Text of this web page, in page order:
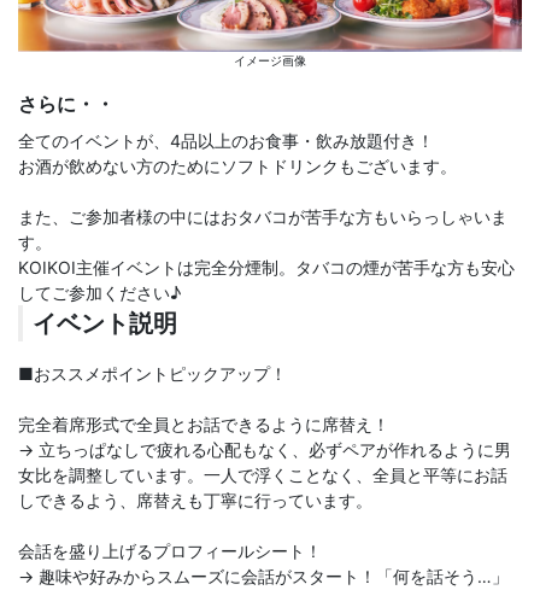
イメージ画像
さらに・・
全てのイベントが、4品以上のお食事・飲み放題付き！
お酒が飲めない方のためにソフトドリンクもございます。
また、ご参加者様の中にはおタバコが苦手な方もいらっしゃいま
す。
KOIKOI主催イベントは完全分煙制。タバコの煙が苦手な方も安心
してご参加ください♪
イベント説明
■おススメポイントピックアップ！
完全着席形式で全員とお話できるように席替え！
→ 立ちっぱなしで疲れる心配もなく、必ずペアが作れるように男
女比を調整しています。一人で浮くことなく、全員と平等にお話
しできるよう、席替えも丁寧に行っています。
会話を盛り上げるプロフィールシート！
→ 趣味や好みからスムーズに会話がスタート！「何を話そう…」